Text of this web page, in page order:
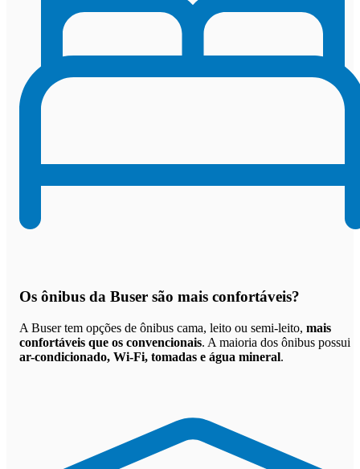
Os ônibus da Buser são mais confortáveis?
A Buser tem opções de ônibus cama, leito ou semi-leito, mais
confortáveis que os convencionais. A maioria dos ônibus possui
ar-condicionado, Wi-Fi, tomadas e água mineral.